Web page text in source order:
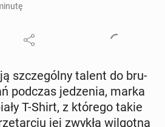
szcze­gól­ny talent do bru­
podczas je­dze­nia, marka
T-Shirt, z którego takie
jej zwykłą wil­got­ną